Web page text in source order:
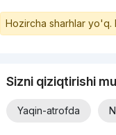
Hozircha sharhlar yo'q.
Sizni qiziqtirishi
Yaqin-atrofda